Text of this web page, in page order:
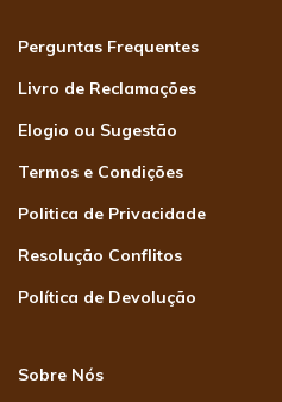
Perguntas Frequentes
Livro de Reclamações
Elogio ou Sugestão
Termos e Condições
Politica de Privacidade
Resolução Conflitos
Política de Devolução
Sobre Nós